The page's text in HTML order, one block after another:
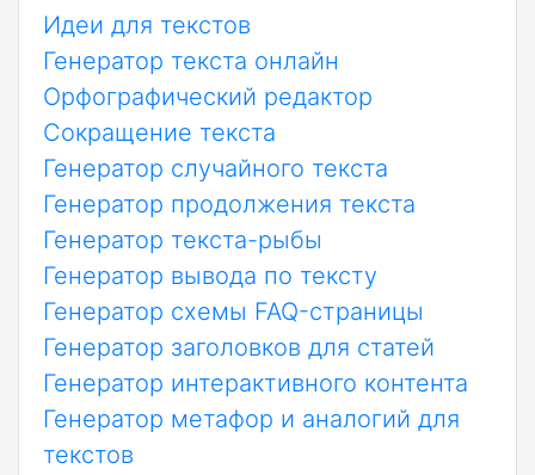
Идеи для текстов
Генератор текста онлайн
Орфографический редактор
Сокращение текста
Генератор случайного текста
Генератор продолжения текста
Генератор текста-рыбы
Генератор вывода по тексту
Генератор схемы FAQ-страницы
Генератор заголовков для статей
Генератор интерактивного контента
Генератор метафор и аналогий для
текстов